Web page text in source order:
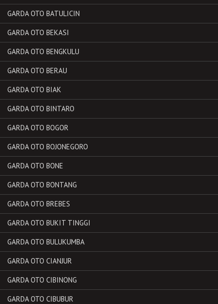
GARDA OTO BATULICIN
GARDA OTO BEKASI
GARDA OTO BENGKULU
GARDA OTO BERAU
GARDA OTO BIAK
GARDA OTO BINTARO
GARDA OTO BOGOR
GARDA OTO BOJONEGORO
GARDA OTO BONE
GARDA OTO BONTANG
GARDA OTO BREBES
GARDA OTO BUKIT TINGGI
GARDA OTO BULUKUMBA
GARDA OTO CIANJUR
GARDA OTO CIBINONG
GARDA OTO CIBUBUR